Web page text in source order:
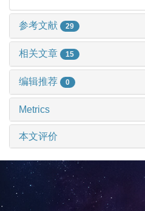
参考文献 29
相关文章 15
编辑推荐 0
Metrics
本文评价